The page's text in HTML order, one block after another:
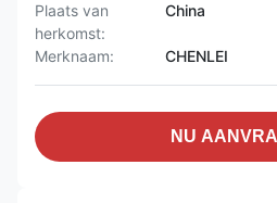
Plaats van
herkomst:
China
Merknaam: CHENLEI
NU